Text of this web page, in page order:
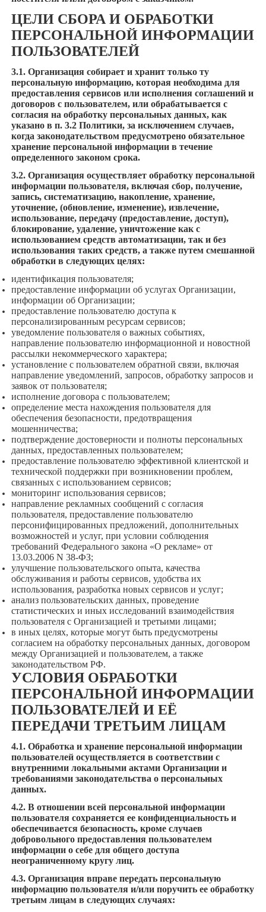
ЦЕЛИ СБОРА И ОБРАБОТКИ
ПЕРСОНАЛЬНОЙ ИНФОРМАЦИИ
ПОЛЬЗОВАТЕЛЕЙ
3.1. Организация собирает и хранит только ту
персональную информацию, которая необходима для
предоставления сервисов или исполнения соглашений и
договоров с пользователем, или обрабатывается с
согласия на обработку персональных данных, как
указано в п. 3.2 Политики, за исключением случаев,
когда законодательством предусмотрено обязательное
хранение персональной информации в течение
определенного законом срока.
3.2. Организация осуществляет обработку персональной
информации пользователя, включая сбор, получение,
запись, систематизацию, накопление, хранение,
уточнение, (обновление, изменение), извлечение,
использование, передачу (предоставление, доступ),
блокирование, удаление, уничтожение как с
использованием средств автоматизации, так и без
использования таких средств, а также путем смешанной
обработки в следующих целях:
идентификация пользователя;
предоставление информации об услугах Организации,
информации об Организации;
предоставление пользователю доступа к
персонализированным ресурсам сервисов;
уведомление пользователя о важных событиях,
направление пользователю информационной и новостной
рассылки некоммерческого характера;
установление с пользователем обратной связи, включая
направление уведомлений, запросов, обработку запросов и
заявок от пользователя;
исполнение договора с пользователем;
определение места нахождения пользователя для
обеспечения безопасности, предотвращения
мошенничества;
подтверждение достоверности и полноты персональных
данных, предоставленных пользователем;
предоставление пользователю эффективной клиентской и
технической поддержки при возникновении проблем,
связанных с использованием сервисов;
мониторинг использования сервисов;
направление рекламных сообщений с согласия
пользователя, предоставление пользователю
персонифицированных предложений, дополнительных
возможностей и услуг, при условии соблюдения
требований Федерального закона «О рекламе» от
13.03.2006 N 38-ФЗ;
улучшение пользовательского опыта, качества
обслуживания и работы сервисов, удобства их
использования, разработка новых сервисов и услуг;
анализ пользовательских данных, проведение
статистических и иных исследований взаимодействия
пользователя с Организацией и третьими лицами;
в иных целях, которые могут быть предусмотрены
согласием на обработку персональных данных, договором
между Организацией и пользователем, а также
законодательством РФ.
УСЛОВИЯ ОБРАБОТКИ
ПЕРСОНАЛЬНОЙ ИНФОРМАЦИИ
ПОЛЬЗОВАТЕЛЕЙ И ЕЁ
ПЕРЕДАЧИ ТРЕТЬИМ ЛИЦАМ
4.1. Обработка и хранение персональной информации
пользователей осуществляется в соответствии с
внутренними локальными актами Организации и
требованиями законодательства о персональных
данных.
4.2. В отношении всей персональной информации
пользователя сохраняется ее конфиденциальность и
обеспечивается безопасность, кроме случаев
добровольного предоставления пользователем
информации о себе для общего доступа
неограниченному кругу лиц.
4.3. Организация вправе передать персональную
информацию пользователя и/или поручить ее обработку
третьим лицам в следующих случаях: